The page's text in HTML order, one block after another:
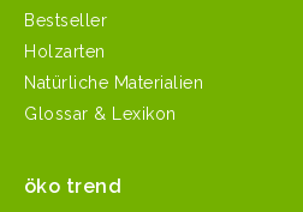
Bestseller
Holzarten
Natürliche Materialien
Glossar & Lexikon
öko trend